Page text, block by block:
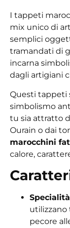
I tappeti
mix unico di
semplici
tramandati di
incarna
dagli artigiani
Questi tappeti
simbolismo
tu sia attratto
Ourain o dai
marocchini
calore,
utilizzano
pecore